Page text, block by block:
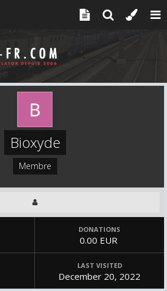
Bioxyde
Membre
DONATIONS
0.00 EUR
LAST VISITED
December 20, 2022